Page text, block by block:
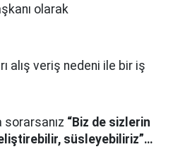
olarak
alış veriş nedeni ile bir iş
“Biz de sizlerin
süsleyebiliriz”…